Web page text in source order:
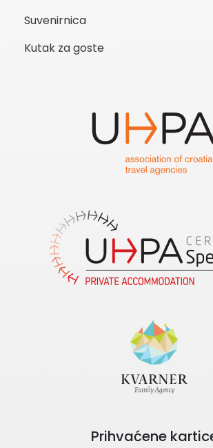
Suvenirnica
Kutak za goste
Prihvaćene